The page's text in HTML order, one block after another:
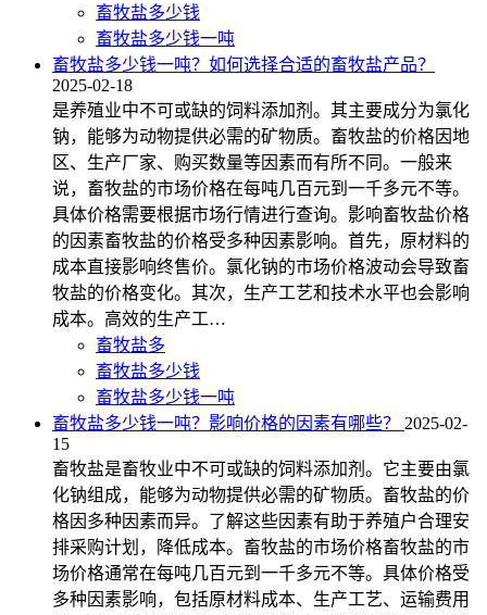
畜牧盐多少钱
畜牧盐多少钱一吨
畜牧盐多少钱一吨？如何选择合适的畜牧盐产品？
2025-02-18
是养殖业中不可或缺的饲料添加剂。其主要成分为氯化
钠，能够为动物提供必需的矿物质。畜牧盐的价格因地
区、生产厂家、购买数量等因素而有所不同。一般来
说，畜牧盐的市场价格在每吨几百元到一千多元不等。
具体价格需要根据市场行情进行查询。影响畜牧盐价格
的因素畜牧盐的价格受多种因素影响。首先，原材料的
成本直接影响终售价。氯化钠的市场价格波动会导致畜
牧盐的价格变化。其次，生产工艺和技术水平也会影响
成本。高效的生产工…
畜牧盐多
畜牧盐多少钱
畜牧盐多少钱一吨
畜牧盐多少钱一吨？影响价格的因素有哪些？
2025-02-
15
畜牧盐是畜牧业中不可或缺的饲料添加剂。它主要由氯
化钠组成，能够为动物提供必需的矿物质。畜牧盐的价
格因多种因素而异。了解这些因素有助于养殖户合理安
排采购计划，降低成本。畜牧盐的市场价格畜牧盐的市
场价格通常在每吨几百元到一千多元不等。具体价格受
多种因素影响，包括原材料成本、生产工艺、运输费用